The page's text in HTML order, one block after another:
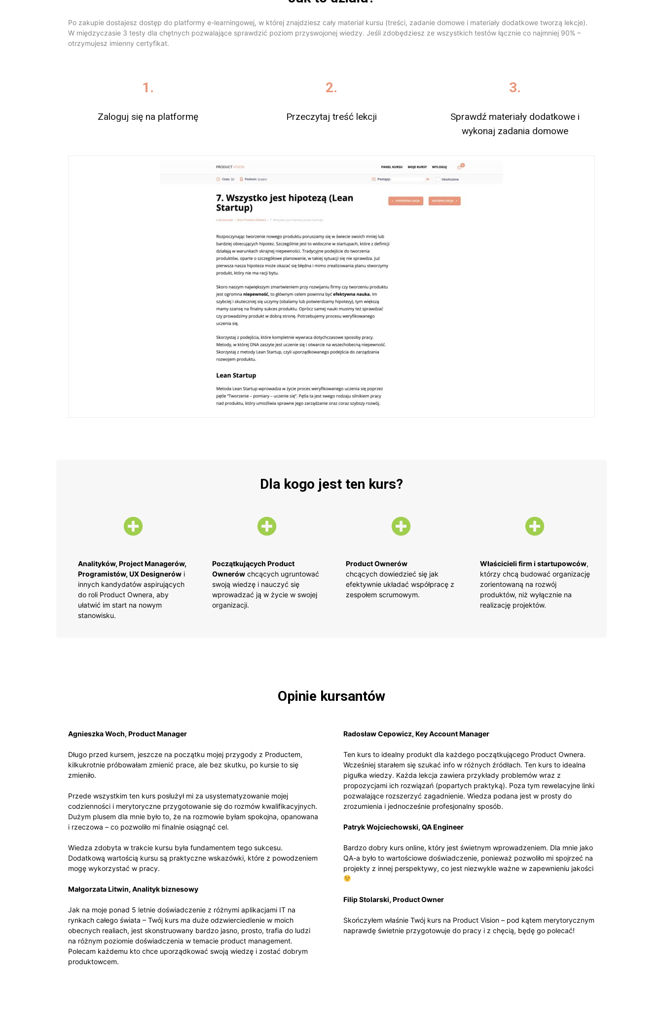
Po zakupie dostajesz dostęp do platformy e-learningowej, w której znajdziesz cały materiał kursu (treści, zadanie domowe i materiały dodatkowe tworzą lekcje).
W międzyczasie 3 testy dla chętnych pozwalające sprawdzić poziom przyswojonej wiedzy. Jeśli zdobędziesz ze wszystkich testów łącznie co najmniej 90% –
otrzymujesz imienny certyfikat.
1.
Zaloguj się na platformę
2.
Przeczytaj treść lekcji
3.
Sprawdź materiały dodatkowe i
wykonaj zadania domowe
Dla kogo jest ten kurs?
Analityków, Project Managerów,
Programistów, UX Designerów i
innych kandydatów aspirujących
do roli Product Ownera, aby
ułatwić im start na nowym
stanowisku.
Początkujących Product
Ownerówchcących ugruntować
swoją wiedzę i nauczyć się
wprowadzać ją w życie w swojej
organizacji.
Product Ownerów
chcących dowiedzieć się jak
efektywnie układać współpracę z
zespołem scrumowym.
Właścicieli firm i startupowców,
którzy chcą budować organizację
zorientowaną na rozwój
produktów, niż wyłącznie na
realizację projektów.
Opinie kursantów
Agnieszka Woch, Product Manager
Długo przed kursem, jeszcze na początku mojej przygody z Productem,
kilkukrotnie próbowałam zmienić prace, ale bez skutku, po kursie to się
zmieniło.
Przede wszystkim ten kurs posłużył mi za usystematyzowanie mojej
codzienności i merytoryczne przygotowanie się do rozmów kwalifikacyjnych.
Dużym plusem dla mnie było to, że na rozmowie byłam spokojna, opanowana
i rzeczowa – co pozwoliło mi finalnie osiągnąć cel.
Wiedza zdobyta w trakcie kursu była fundamentem tego sukcesu.
Dodatkową wartością kursu są praktyczne wskazówki, które z powodzeniem
mogę wykorzystać w pracy.
Małgorzata Litwin, Analityk biznesowy
Jak na moje ponad 5 letnie doświadczenie z różnymi aplikacjami IT na
rynkach całego świata – Twój kurs ma duże odzwierciedlenie w moich
obecnych realiach, jest skonstruowany bardzo jasno, prosto, trafia do ludzi
na różnym poziomie doświadczenia w temacie product management.
Polecam każdemu kto chce uporządkować swoją wiedzę i zostać dobrym
produktowcem.
Radosław Cepowicz, Key Account Manager
Ten kurs to idealny produkt dla każdego początkującego Product Ownera.
Wcześniej starałem się szukać info w różnych źródłach. Ten kurs to idealna
pigułka wiedzy. Każda lekcja zawiera przykłady problemów wraz z
propozycjami ich rozwiązań (popartych praktyką). Poza tym rewelacyjne linki
pozwalające rozszerzyć zagadnienie. Wiedza podana jest w prosty do
zrozumienia i jednocześnie profesjonalny sposób.
Patryk Wojciechowski, QA Engineer
Bardzo dobry kurs online, który jest świetnym wprowadzeniem. Dla mnie jako
QA-a było to wartościowe doświadczenie, ponieważ pozwoliło mi spojrzeć na
projekty z innej perspektywy, co jest niezwykle ważne w zapewnieniu jakości
Filip Stolarski, Product Owner
Skończyłem właśnie Twój kurs na Product Vision – pod kątem merytorycznym
naprawdę świetnie przygotowuje do pracy i z chęcią, będę go polecać!